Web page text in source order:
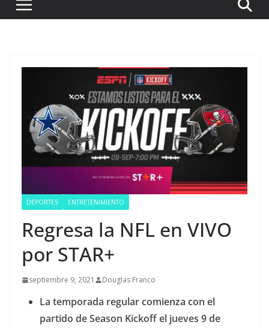
DEPORTES ENTRETENIMIENTO
Regresa la NFL en VIVO
por STAR+
septiembre 9, 2021 Douglas Franco
La temporada regular comienza con el
partido de Season Kickoff el jueves 9 de